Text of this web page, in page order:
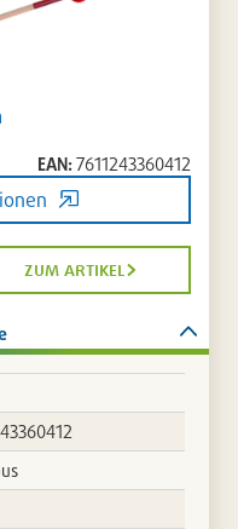
EAN:7611243360412
zum artikel